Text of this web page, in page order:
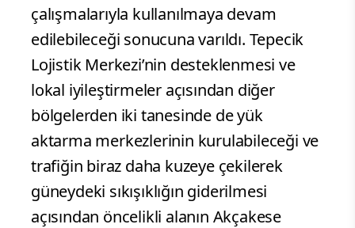
çalışmalarıyla kullanılmaya devam
edilebileceği sonucuna varıldı. Tepecik
Lojistik Merkezi’nin desteklenmesi ve
lokal iyileştirmeler açısından diğer
bölgelerden iki tanesinde de yük
aktarma merkezlerinin kurulabileceği ve
trafiğin biraz daha kuzeye çekilerek
güneydeki sıkışıklığın giderilmesi
açısından öncelikli alanın Akçakese